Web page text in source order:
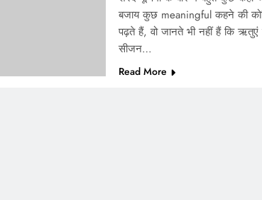
बजाय कुछ meaningful कहने की
पढ़ते हैं, वो जानते भी नहीं हैं कि
सीजन…
Read More